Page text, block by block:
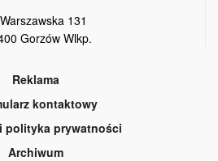
131
Gorzów Wlkp.
Reklama
kontaktowy
polityka prywatności
Archiwum